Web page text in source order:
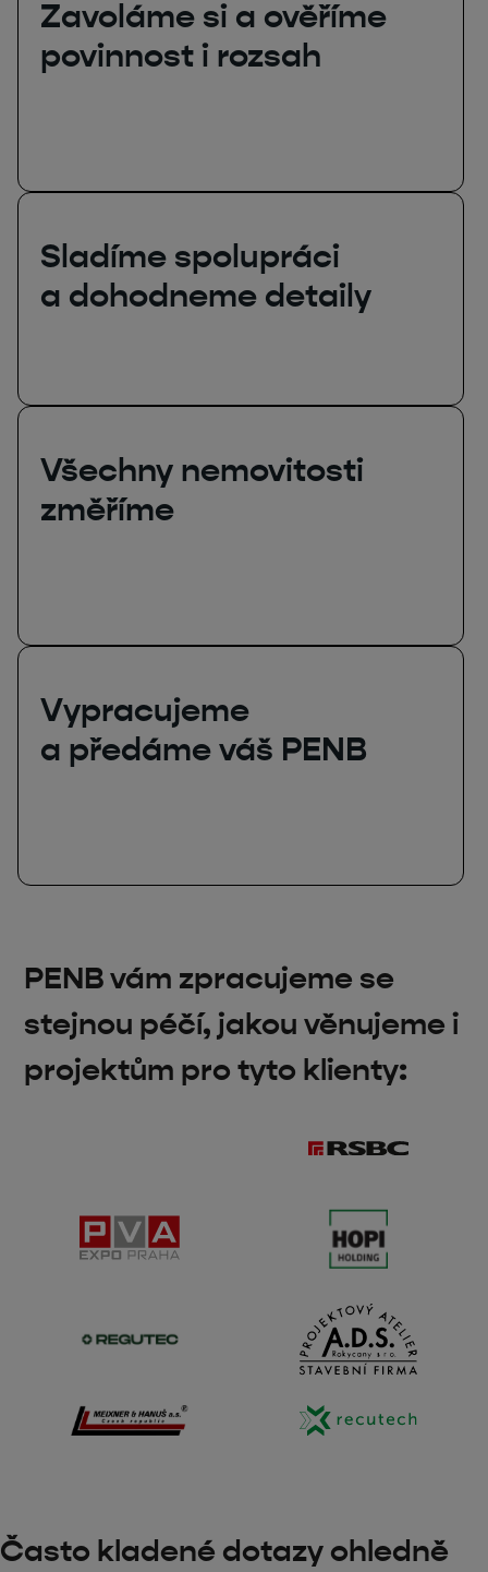
Zavoláme si a ověříme
povinnost i rozsah
Sladíme spolupráci
a dohodneme detaily
Všechny nemovitosti
změříme
Vypracujeme
a předáme váš PENB
PENB vám zpracujeme se
stejnou péčí, jakou věnujeme i
projektům pro tyto klienty:
Často kladené dotazy ohledně